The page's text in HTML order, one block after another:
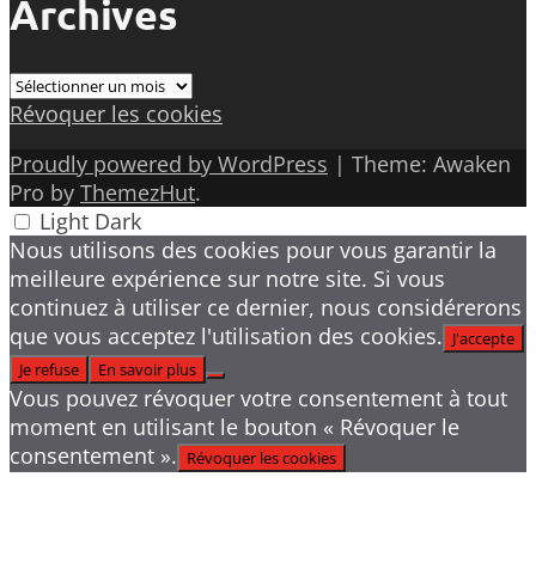
Archives
Archives
Révoquer les cookies
Proudly powered by WordPress | Theme: Awaken
Pro by ThemezHut.
Light Dark
Nous utilisons des cookies pour vous garantir la
meilleure expérience sur notre site. Si vous
continuez à utiliser ce dernier, nous considérerons
que vous acceptez l'utilisation des cookies. J'accepte
Je refuse
En savoir plus
Vous pouvez révoquer votre consentement à tout
moment en utilisant le bouton « Révoquer le
consentement ». Révoquer les cookies